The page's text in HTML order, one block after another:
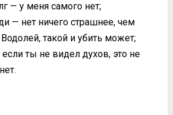
— у меня самого нет;
— нет ничего страшнее, чем
такой и убить может;
ты не видел духов, это не